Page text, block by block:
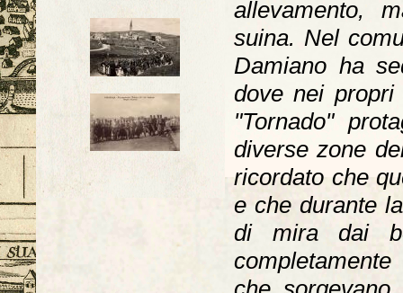
allevamento,
suina. Nel
Damiano ha
dove nei propri
"Tornado"
diverse zone
ricordato che
e che durante
di mira dai